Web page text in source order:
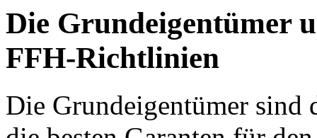
Die Grundeigentümer
FFH-Richtlinien
Die Grundeigentümer sind